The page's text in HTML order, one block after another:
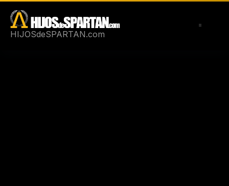
contenido
HIJOSdeSPARTAN.com